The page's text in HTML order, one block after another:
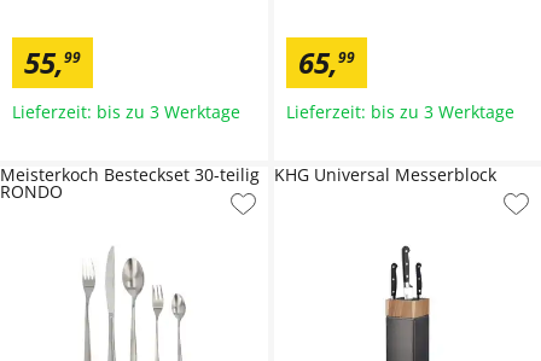
55,99
Lieferzeit: bis zu 3 Werktage
65,99
Lieferzeit: bis zu 3 Werktage
Meisterkoch Besteckset 30-teilig
RONDO
KHG Universal Messerblock